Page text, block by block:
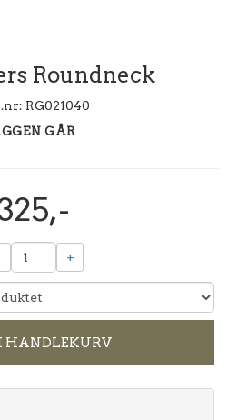
Roundneck
RG021040
GÅR
+
HANDLEKURV